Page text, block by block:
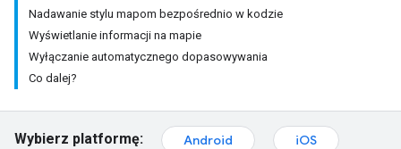
Nadawanie stylu mapom bezpośrednio w kodzie
Wyświetlanie informacji na mapie
Wyłączanie automatycznego dopasowywania
Co dalej?
Wybierz platformę: Android
iOS